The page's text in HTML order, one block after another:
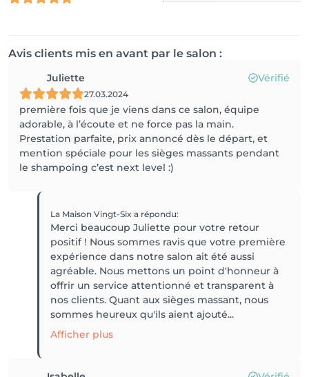
Avis clients mis en avant par le salon :
Juliette Vérifié
27.03.2024
première fois que je viens dans ce salon, équipe
adorable, à l’écoute et ne force pas la main.
Prestation parfaite, prix annoncé dès le départ, et
mention spéciale pour les sièges massants pendant
le shampoing c’est next level :)
La Maison Vingt-Sixa répondu:
Merci beaucoup Juliette pour votre retour
positif ! Nous sommes ravis que votre première
expérience dans notre salon ait été aussi
agréable. Nous mettons un point d'honneur à
offrir un service attentionné et transparent à
nos clients. Quant aux sièges massant, nous
sommes heureux qu'ils aient ajouté...
Afficher plus